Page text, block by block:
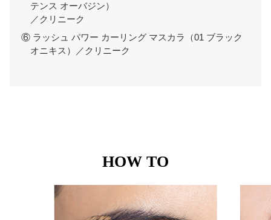
テンス オーバジン）
／クリニーク
⑥ ラッシュ パワー カーリング マスカラ（01 ブラック
オニキス）／クリニーク
HOW TO